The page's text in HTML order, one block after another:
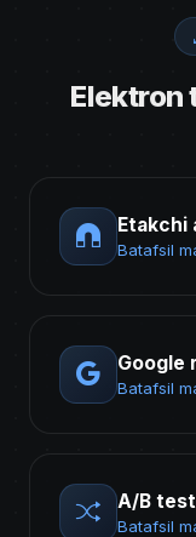
Elektron
Etakchi
Batafsil
Google
Batafsil
A/B
Batafsil